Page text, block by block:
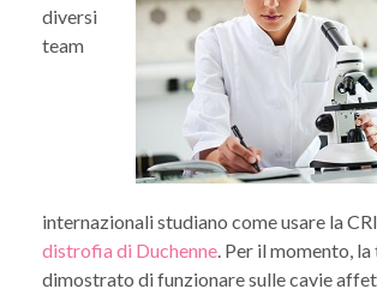
diversi
team
internazionali studiano come usare la
distrofia di Duchenne. Per il momento,
dimostrato di funzionare sulle cavie